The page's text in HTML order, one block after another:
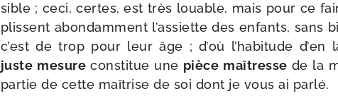
sible ; ceci, certes, est très louable, mais pour ce
plissent abon­dam­ment l’as­siette des enfants, sans
c’est de trop pour leur âge ; d’où l’ha­bi­tude
juste mesure consti­tue une pièce maî­tresse de la
par­tie de cette maî­trise de soi dont je vous ai parlé.